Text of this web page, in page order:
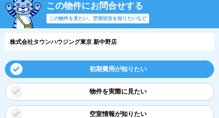
この物件にお問合せする
この物件を見たい、空室状況を知りたいなど
株式会社タウンハウジング東京 新中野店
初期費用が知りたい
物件を実際に見たい
空室情報が知りたい